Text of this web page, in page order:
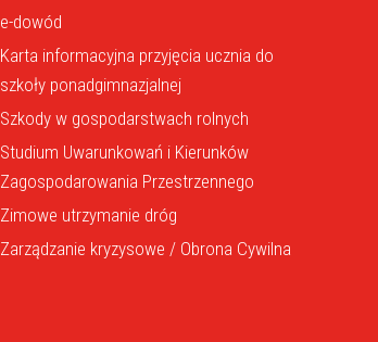
e-dowód
Karta informacyjna przyjęcia ucznia do
szkoły ponadgimnazjalnej
Szkody w gospodarstwach rolnych
Studium Uwarunkowań i Kierunków
Zagospodarowania Przestrzennego
Zimowe utrzymanie dróg
Zarządzanie kryzysowe / Obrona Cywilna